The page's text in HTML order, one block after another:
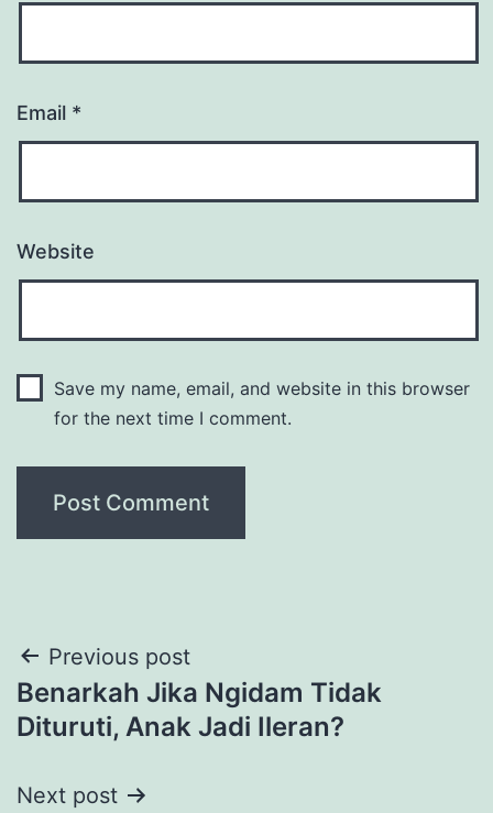
Email *
Website
Save my name, email, and website in this browser
for the next time I comment.
Post
navigation
Previous post
Benarkah Jika Ngidam Tidak
Dituruti, Anak Jadi Ileran?
Next post